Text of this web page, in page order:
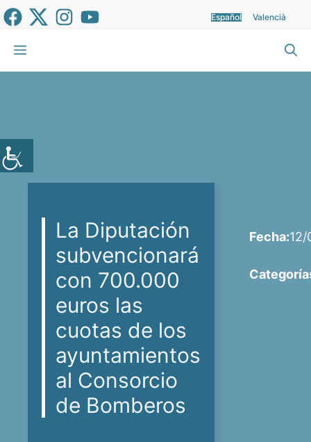
Saltar
al
contenido
Español Valencià
Menú
La Diputación
subvencionará
con 700.000
euros las
cuotas de los
ayuntamientos
al Consorcio
de Bomberos
Fecha:12/